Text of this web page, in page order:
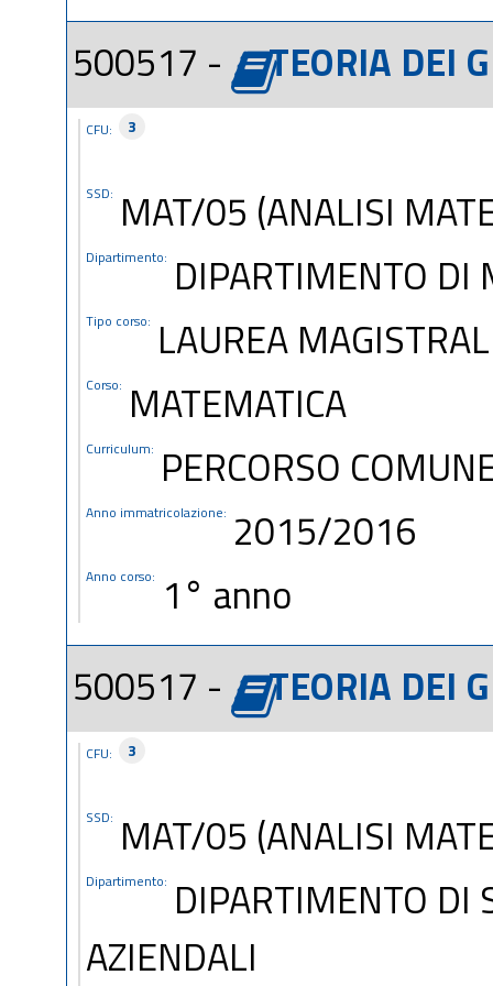
500517 -
TEORIA DEI
CFU: 3
SSD: MAT/05 (ANALISI
Dipartimento: DIPARTIMENTO DI
Tipo corso: LAUREA
Corso: MATEMATICA
Curriculum: PERCORSO
Anno immatricolazione: 2015/2016
Anno corso: 1° anno
500517 -
TEORIA DEI
CFU: 3
SSD: MAT/05 (ANALISI
Dipartimento: DIPARTIMENTO DI
AZIENDALI